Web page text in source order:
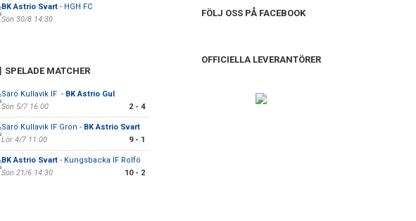
BK Astrio Svart- HGH FC
Sön 30/8 14:30
SPELADE MATCHER
Särö Kullavik IF - BK Astrio Gul
Sön 5/7 16:00
2 - 4
Särö Kullavik IF Grön - BK Astrio Svart
Lör 4/7 11:00
9 - 1
BK Astrio Svart- Kungsbacka IF Rolfö
Sön 21/6 14:30
10 - 2
FÖLJ OSS PÅ FACEBOOK
OFFICIELLA LEVERANTÖRER